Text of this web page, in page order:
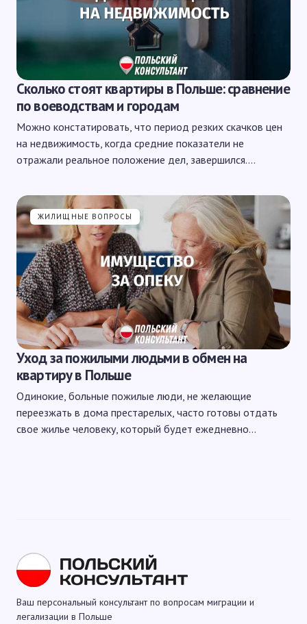
Сколько стоят квартиры в Польше: сравнение
по воеводствам и городам
Можно констатировать, что период резких скачков цен
на недвижимость, когда средние показатели не
отражали реальное положение дел, завершился.…
ЖИЛИЩНЫЕ ВОПРОСЫ
Уход за пожилыми людьми в обмен на
квартиру в Польше
Одинокие, больные пожилые люди, не желающие
переезжать в дома престарелых, часто готовы отдать
свое жилье человеку, который будет ежедневно…
Ваш персональный консультант по вопросам миграции и
легализации в Польше